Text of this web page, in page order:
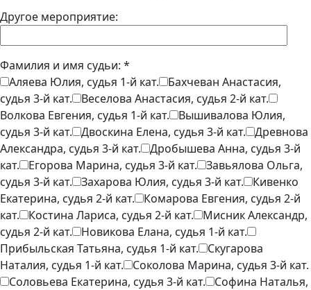
Другое мероприятие:
Фамилия и имя судьи: *
Аляева Юлия, судья 1-й кат.
Бахчеван Анастасия,
судья 3-й кат.
Веселова Анастасия, судья 2-й кат.
Волкова Евгения, судья 1-й кат.
Вышивалова Юлия,
судья 3-й кат.
Двоскина Елена, судья 3-й кат.
Древнова
Александра, судья 3-й кат.
Дробышева Анна, судья 3-й
кат.
Егорова Марина, судья 3-й кат.
Завьялова Ольга,
судья 3-й кат.
Захарова Юлия, судья 3-й кат.
Кивенко
Екатерина, судья 2-й кат.
Комарова Евгения, судья 2-й
кат.
Костина Лариса, судья 2-й кат.
Мисник Александр,
судья 2-й кат.
Новикова Елана, судья 1-й кат.
Прибыльская Татьяна, судья 1-й кат.
Скугарова
Наталия, судья 1-й кат.
Соколова Марина, судья 3-й кат.
Соловьева Екатерина, судья 3-й кат.
Софина Наталья,